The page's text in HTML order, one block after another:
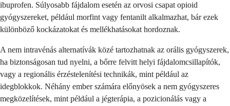
ibuprofen. Súlyosabb fájdalom esetén az orvosi csapat opioid
gyógyszereket, például morfint vagy fentanilt alkalmazhat, bár ezek
különböző kockázatokat és mellékhatásokat hordoznak.
A nem intravénás alternatívák közé tartozhatnak az orális gyógyszerek,
ha biztonságosan tud nyelni, a bőrre felvitt helyi fájdalomcsillapítók,
vagy a regionális érzéstelenítési technikák, mint például az
idegblokkok. Néhány ember számára előnyösek a nem gyógyszeres
megközelítések, mint például a jégterápia, a pozicionálás vagy a